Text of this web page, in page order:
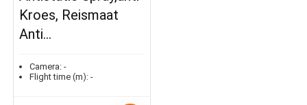
Kroes, Reismaat
Anti…
Camera: -
Flight time (m): -